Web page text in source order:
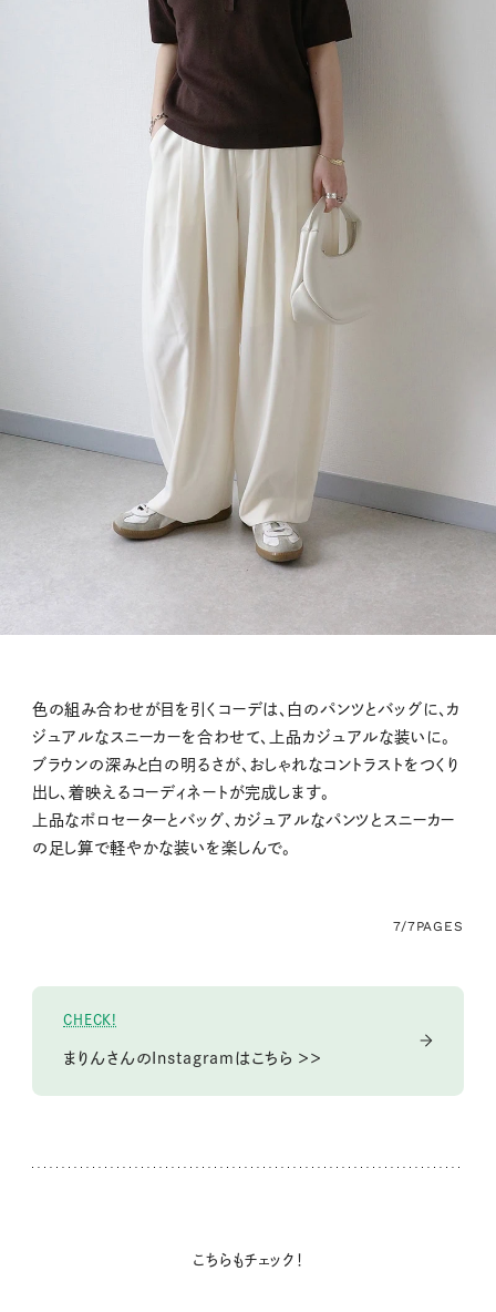
色の組み合わせが目を引くコーデは、白のパンツとバッグに、カ
ジュアルなスニーカーを合わせて、上品カジュアルな装いに。
ブラウンの深みと白の明るさが、おしゃれなコントラストをつくり
出し、着映えるコーディネートが完成します。
上品なポロセーターとバッグ、カジュアルなパンツとスニーカー
の足し算で軽やかな装いを楽しんで。
7/7PAGES
CHECK!
まりんさんのInstagramはこちら ＞＞
こちらもチェック！